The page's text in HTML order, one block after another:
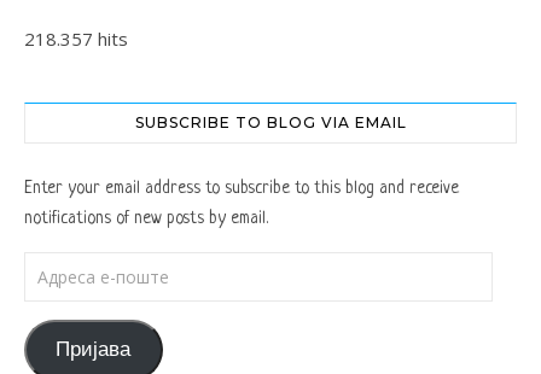
218.357 hits
SUBSCRIBE TO BLOG VIA EMAIL
Enter your email address to subscribe to this blog and receive
notifications of new posts by email.
Пријава